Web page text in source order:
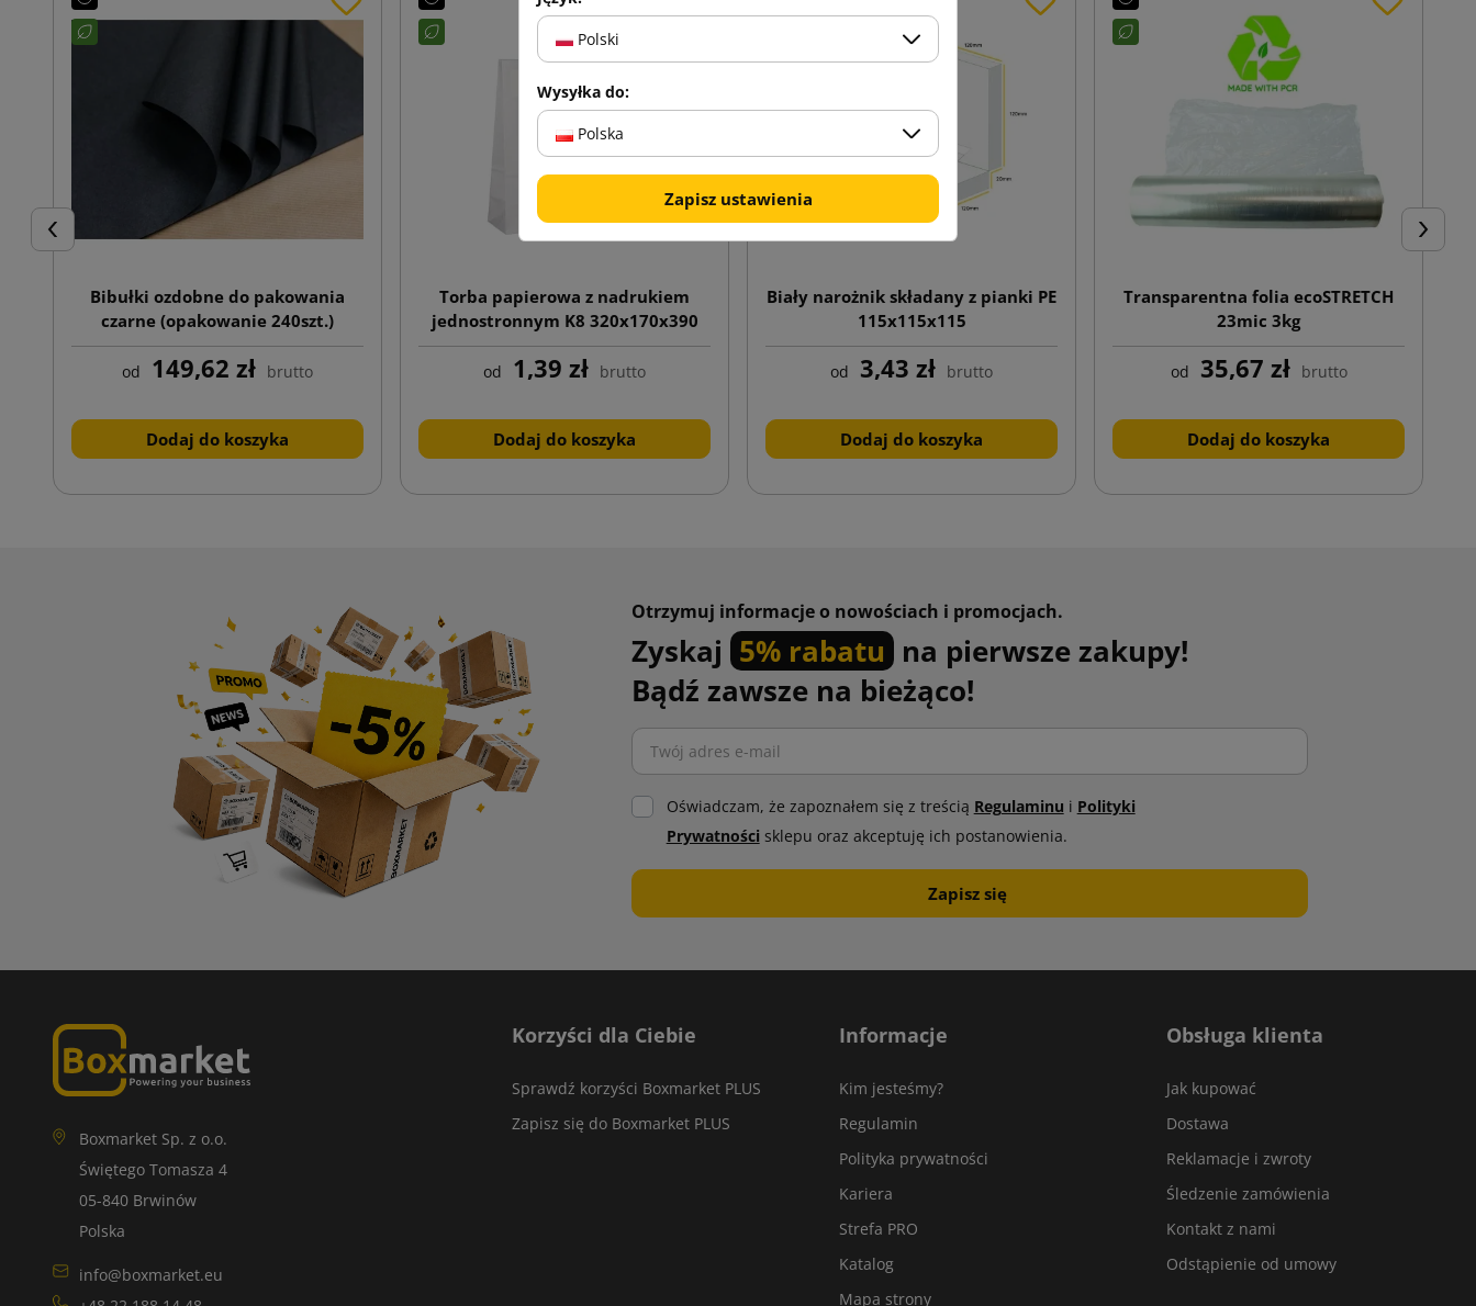
Poprzedni
Bibułki ozdobne do pakowania
czarne (opakowanie 240szt.)
od 149,62 zł brutto
Dodaj do koszyka
Torba papierowa z nadrukiem
jednostronnym K8 320x170x390
od 1,39 zł brutto
Dodaj do koszyka
Biały narożnik składany z pianki PE
115x115x115
od 3,43 zł brutto
Dodaj do koszyka
Transparentna folia ecoSTRETCH
23mic 3kg
od 35,67 zł brutto
Dodaj do koszyka
Otrzymuj informacje o nowościach i promocjach.
Zyskaj 5% rabatu na pierwsze zakupy!
Bądź zawsze na bieżąco!
Oświadczam, że zapoznałem się z treścią Regulaminu i Polityki
Prywatności sklepu oraz akceptuję ich postanowienia.
Boxmarket Sp. z o.o.
Świętego Tomasza 4
05-840 Brwinów
Polska
info@boxmarket.eu
Korzyści dla Ciebie
Sprawdź korzyści Boxmarket PLUS
Zapisz się do Boxmarket PLUS
Informacje
Kim jesteśmy?
Regulamin
Polityka prywatności
Kariera
Strefa PRO
Katalog
Mapa strony
Obsługa klienta
Jak kupować
Dostawa
Reklamacje i zwroty
Śledzenie zamówienia
Kontakt z nami
Odstąpienie od umowy
Polski
Wysyłka do:
Polska
Zapisz ustawienia